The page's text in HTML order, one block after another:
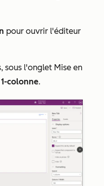
pour ouvrir l'éditeur
, sous l'onglet Mise en
colonne.